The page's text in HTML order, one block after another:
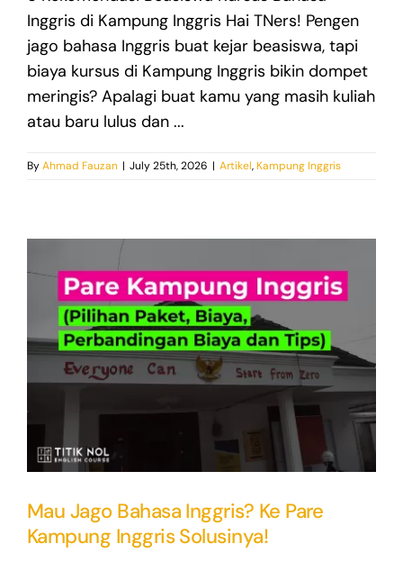
Inggris di Kampung Inggris Hai TNers! Pengen
jago bahasa Inggris buat kejar beasiswa, tapi
biaya kursus di Kampung Inggris bikin dompet
meringis? Apalagi buat kamu yang masih kuliah
atau baru lulus dan ...
ByAhmad Fauzan | July 25th, 2026 | Artikel, Kampung Inggris
Mau Jago Bahasa Inggris? Ke Pare
Kampung Inggris Solusinya!